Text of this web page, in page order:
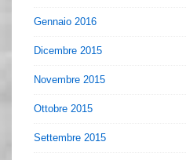
Gennaio 2016
Dicembre 2015
Novembre 2015
Ottobre 2015
Settembre 2015